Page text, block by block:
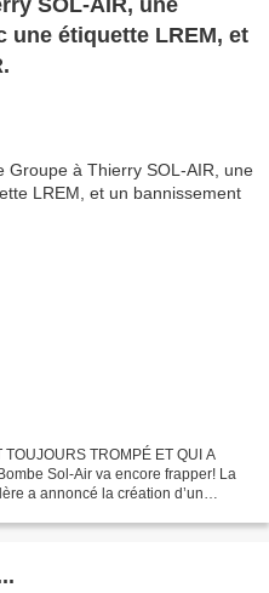
SOL-AIR, une
une étiquette LREM, et
TROMPÉ ET QUI A
Sol-Air va encore frapper! La
a annoncé la création d’un